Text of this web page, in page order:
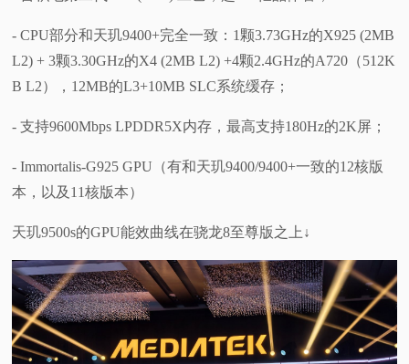
- CPU部分和天玑9400+完全一致：1颗3.73GHz的X925 (2MB
L2) + 3颗3.30GHz的X4 (2MB L2) +4颗2.4GHz的A720（512K
B L2），12MB的L3+10MB SLC系统缓存；
- 支持9600Mbps LPDDR5X内存，最高支持180Hz的2K屏；
- Immortalis-G925 GPU（有和天玑9400/9400+一致的12核版
本，以及11核版本）
天玑9500s的GPU能效曲线在骁龙8至尊版之上↓